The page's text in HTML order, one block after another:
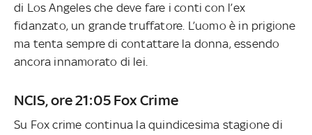
di Los Angeles che deve fare i conti con l’ex
fidanzato, un grande truffatore. L’uomo è in prigione
ma tenta sempre di contattare la donna, essendo
ancora innamorato di lei.
NCIS, ore 21:05 Fox Crime
Su Fox crime continua la quindicesima stagione di